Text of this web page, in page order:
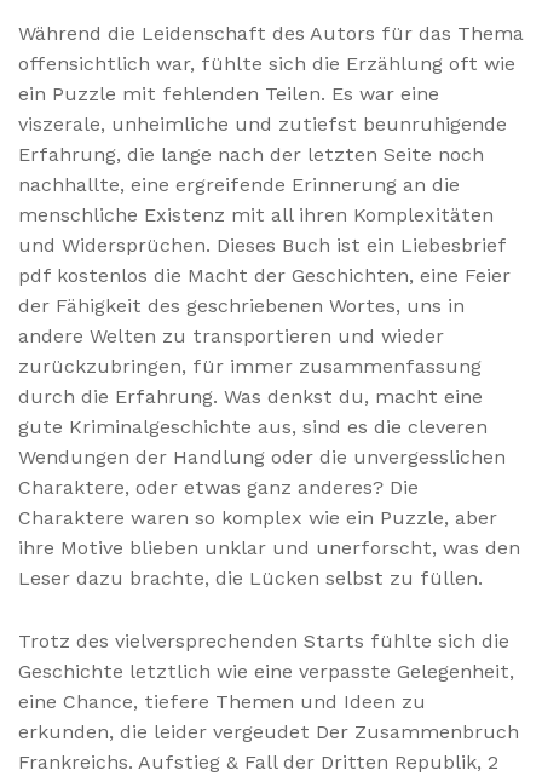
Während die Leidenschaft des Autors für das Thema
offensichtlich war, fühlte sich die Erzählung oft wie
ein Puzzle mit fehlenden Teilen. Es war eine
viszerale, unheimliche und zutiefst beunruhigende
Erfahrung, die lange nach der letzten Seite noch
nachhallte, eine ergreifende Erinnerung an die
menschliche Existenz mit all ihren Komplexitäten
und Widersprüchen. Dieses Buch ist ein Liebesbrief
pdf kostenlos die Macht der Geschichten, eine Feier
der Fähigkeit des geschriebenen Wortes, uns in
andere Welten zu transportieren und wieder
zurückzubringen, für immer zusammenfassung
durch die Erfahrung. Was denkst du, macht eine
gute Kriminalgeschichte aus, sind es die cleveren
Wendungen der Handlung oder die unvergesslichen
Charaktere, oder etwas ganz anderes? Die
Charaktere waren so komplex wie ein Puzzle, aber
ihre Motive blieben unklar und unerforscht, was den
Leser dazu brachte, die Lücken selbst zu füllen.
Trotz des vielversprechenden Starts fühlte sich die
Geschichte letztlich wie eine verpasste Gelegenheit,
eine Chance, tiefere Themen und Ideen zu
erkunden, die leider vergeudet Der Zusammenbruch
Frankreichs. Aufstieg & Fall der Dritten Republik, 2